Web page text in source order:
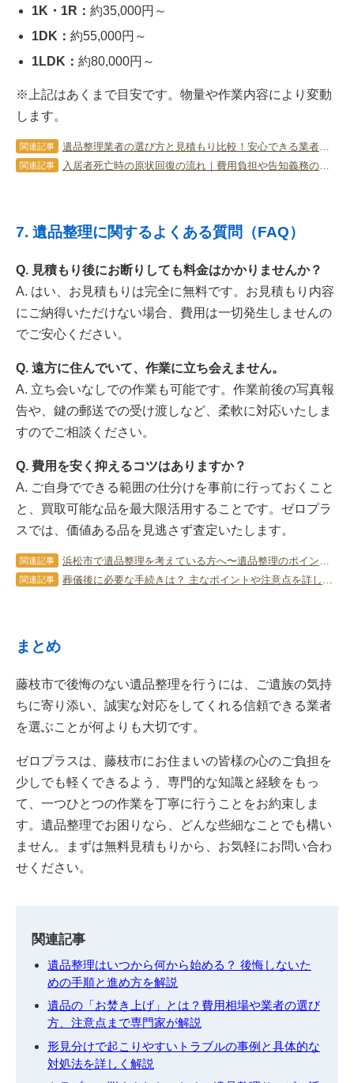
1K・1R： 約35,000円～
1DK： 約55,000円～
1LDK： 約80,000円～
※上記はあくまで目安です。物量や作業内容により変動
します。
関連記事 遺品整理業者の選び方と見積もり比較！安心できる業者を見極めるコツ
関連記事 入居者死亡時の原状回復の流れ｜費用負担や告知義務の境界線を解説
7. 遺品整理に関するよくある質問（FAQ）
Q. 見積もり後にお断りしても料金はかかりませんか？
A. はい、お見積もりは完全に無料です。お見積もり内容
にご納得いただけない場合、費用は一切発生しませんの
でご安心ください。
Q. 遠方に住んでいて、作業に立ち会えません。
A. 立ち会いなしでの作業も可能です。作業前後の写真報
告や、鍵の郵送での受け渡しなど、柔軟に対応いたしま
すのでご相談ください。
Q. 費用を安く抑えるコツはありますか？
A. ご自身でできる範囲の仕分けを事前に行っておくこと
と、買取可能な品を最大限活用することです。ゼロプラ
スでは、価値ある品を見逃さず査定いたします。
関連記事 浜松市で遺品整理を考えている方へ〜遺品整理のポイントも徹底解説〜
関連記事 葬儀後に必要な手続きは？ 主なポイントや注意点を詳しく解説します！
まとめ
藤枝市で後悔のない遺品整理を行うには、ご遺族の気持
ちに寄り添い、誠実な対応をしてくれる信頼できる業者
を選ぶことが何よりも大切です。
ゼロプラスは、藤枝市にお住まいの皆様の心のご負担を
少しでも軽くできるよう、専門的な知識と経験をもっ
て、一つひとつの作業を丁寧に行うことをお約束しま
す。遺品整理でお困りなら、どんな些細なことでも構い
ません。まずは無料見積もりから、お気軽にお問い合わ
せください。
関連記事
遺品整理はいつから何から始める？ 後悔しないた
めの手順と進め方を解説
遺品の「お焚き上げ」とは？費用相場や業者の選び
方、注意点まで専門家が解説
形見分けで起こりやすいトラブルの事例と具体的な
対処法を詳しく解説